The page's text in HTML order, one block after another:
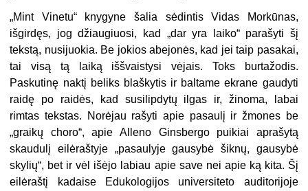
„Mint Vinetu“ knygyne šalia sėdintis Vidas Morkūnas,
išgirdęs, jog džiaugiuosi, kad „dar yra laiko“ parašyti šį
tekstą, nusijuokia. Be jokios abejonės, kad jei taip pasakai,
tai visą tą laiką iššvaistysi vėjais. Toks burtažodis.
Paskutinę naktį beliks blaškytis ir baltame ekrane gaudyti
raidę po raidės, kad susilipdytų ilgas ir, žinoma, labai
rimtas tekstas. Norėjau rašyti apie pasaulį ir žmones be
„graikų choro“, apie Alleno Ginsbergo puikiai aprašytą
skaudulį eilėraštyje „pasaulyje gausybė šiknų, gausybė
skylių“, bet ir vėl išėjo labiau apie save nei apie ką kita. Šį
eilėraštį kadaise Edukologijos universiteto auditorijoje